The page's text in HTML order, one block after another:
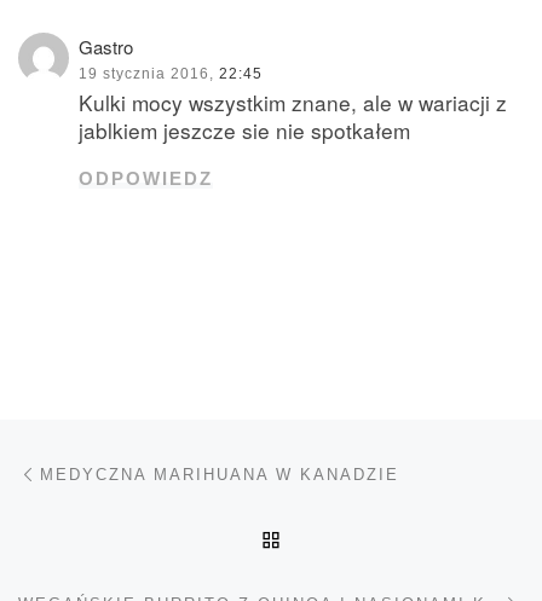
Gastro
19 stycznia 2016, 22:45
Kulki mocy wszystkim znane, ale w wariacji z
jablkiem jeszcze sie nie spotkałem
ODPOWIEDZ
Nawigacja wpisu
MEDYCZNA MARIHUANA W KANADZIE